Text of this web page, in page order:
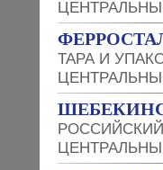
ТАРА И